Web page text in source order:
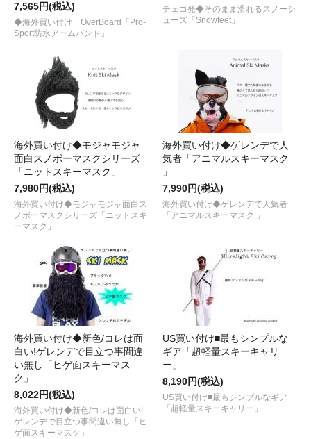
7,565円(税込)
◆海外買い付け OverBoard「Pro-
Sport防水アームバンド」
チェコ発◆そのまま滑れるスノーシ
ューズ「Snowfeet」
海外買い付け◆モジャモジャ
面白スノボーマスクシリーズ
「ニットスキーマスク」
7,980円(税込)
海外買い付け◆モジャモジャ面白ス
ノボーマスクシリーズ「ニットスキ
ーマスク」
海外買い付け◆ゲレンデで人
気者「アニマルスキーマスク
」
7,990円(税込)
海外買い付け◆ゲレンデで人気者
「アニマルスキーマスク 」
海外買い付け◆新色/コレは面
白い!ゲレンデで目立つ事間違
い無し「ヒゲ面スキーマス
ク」
8,022円(税込)
海外買い付け◆新色/コレは面白い!
ゲレンデで目立つ事間違い無し「ヒ
ゲ面スキーマスク」
US買い付け■最もシンプルな
ギア「超軽量スキーキャリ
ー」
8,190円(税込)
US買い付け■最もシンプルなギア
「超軽量スキーキャリー」